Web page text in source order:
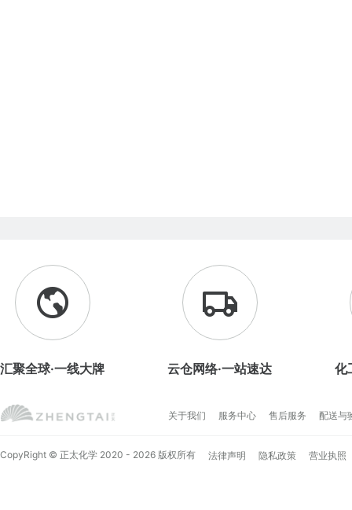
汇聚全球·一线大牌 云仓网络·一站速达 化
关于我们 服务中心 售后服务 配送与
CopyRight © 正太化学 2020 - 2026 版权所有 法律声明 隐私政策 营业执照